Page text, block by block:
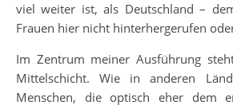
viel weiter ist, als Deutschland –
Frauen hier nicht hinterhergerufen
Im Zentrum meiner Ausführung
Mittelschicht. Wie in anderen
Menschen, die optisch eher dem